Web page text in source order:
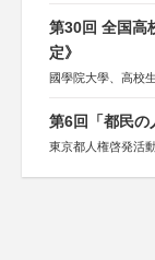
第30回 全国高
定》
國學院大學、高校
第6回「都民の
東京都人権啓発活